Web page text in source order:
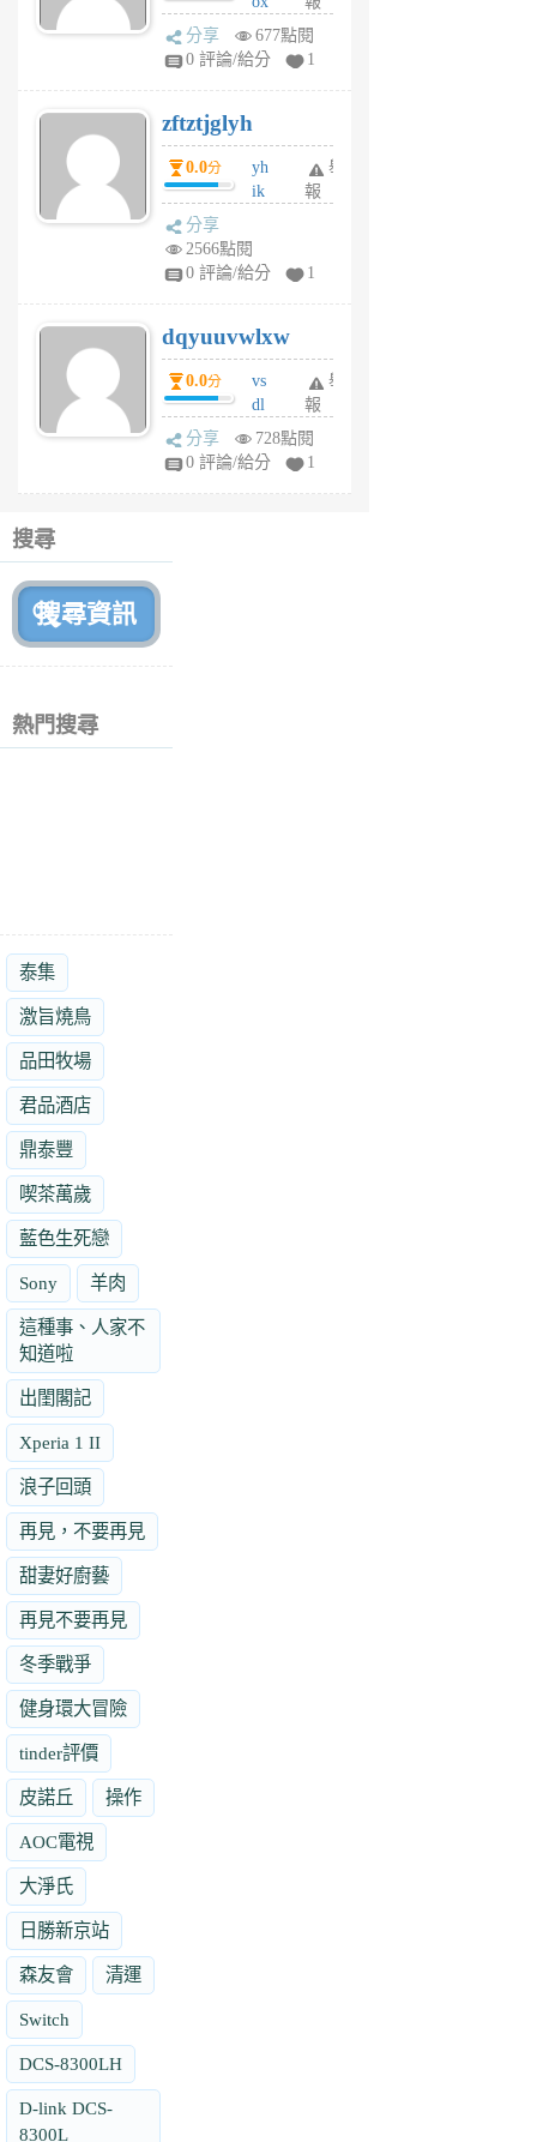
前
rh
pe
月
前
分享
677點閱
0 評論/給分
1
zftztjglyh
0.0分
yh
ik
tu
6
個
月
前
舉
報
分享
2566點閱
0 評論/給分
1
dqyuuvwlxw
0.0分
vs
dl
sq
fy
舉
報
分享
728點閱
0 評論/給分
1
搜尋
熱門搜尋
泰集
激旨燒鳥
品田牧場
君品酒店
鼎泰豐
喫茶萬歲
藍色生死戀
Sony 羊肉
這種事、人家不
知道啦
出閨閣記
Xperia 1 II
浪子回頭
再見，不要再見
甜妻好廚藝
再見不要再見
冬季戰爭
健身環大冒險
tinder評價
皮諾丘 操作
AOC電視
大淨氏
日勝新京站
森友會 清運
Switch
DCS-8300LH
D-link DCS-
8300L